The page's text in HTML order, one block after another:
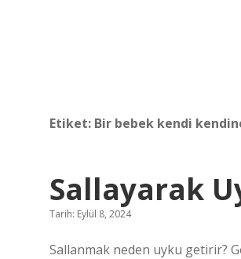
Etiket: Bir bebek kendi
Sallayarak
Tarih: Eylül 8, 2024
Sallanmak neden uyku getirir?